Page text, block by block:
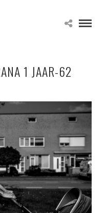
1 JAAR-62